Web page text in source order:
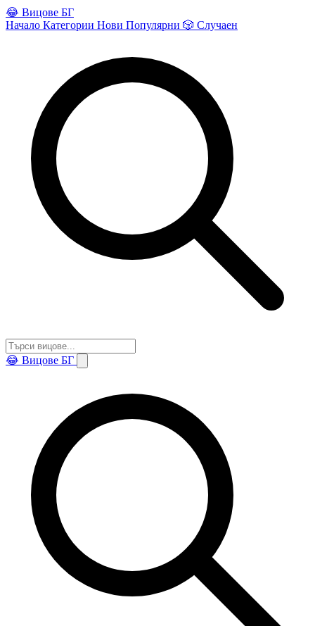
😂 Вицове БГ
Начало Категории Нови Популярни 🎲 Случаен
😂 Вицове БГ